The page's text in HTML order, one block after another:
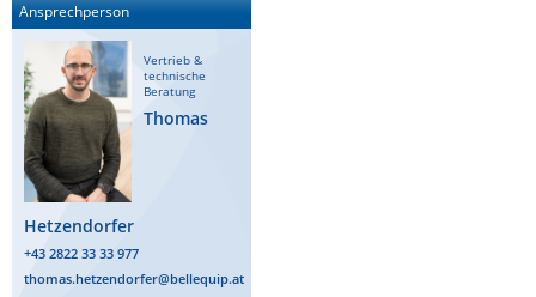
Ansprechperson
Vertrieb &
technische
Beratung
Thomas
Hetzendorfer
+43 2822 33 33 977
thomas.hetzendorfer@bellequip.at